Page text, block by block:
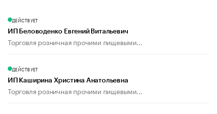
ДЕЙСТВУЕТ
ИП Беловоденко Евгений Витальевич
Торговля розничная прочими пищевыми...
ДЕЙСТВУЕТ
ИП Каширина Христина Анатольевна
Торговля розничная прочими пищевыми...